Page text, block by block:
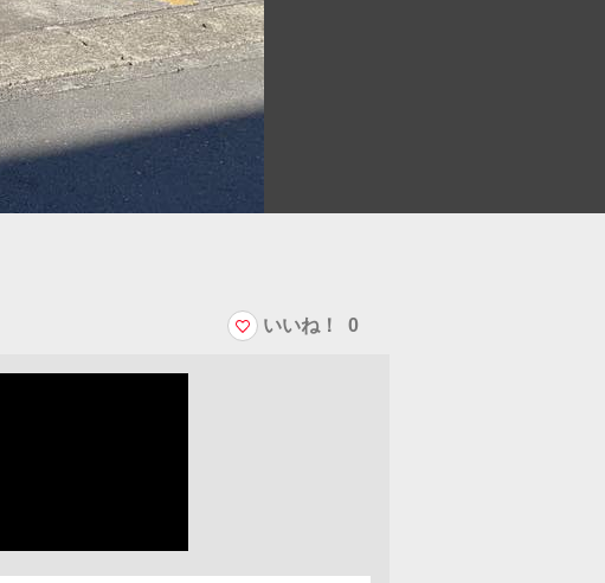
いいね！ 0